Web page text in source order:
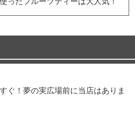
ぐ！夢の実広場前に当店はありま